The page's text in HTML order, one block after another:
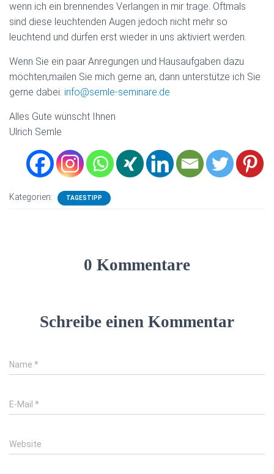
wenn ich ein brennendes Verlangen in mir trage. Oftmals
sind diese leuchtenden Augen jedoch nicht mehr so
leuchtend und dürfen erst wieder in uns aktiviert werden.
Wenn Sie ein paar Anregungen und Hausaufgaben dazu
möchten,mailen Sie mich gerne an, dann unterstütze ich Sie
gerne dabei: info@semle-seminare.de
Alles Gute wünscht Ihnen
Ulrich Semle
Kategorien: TAGESTIPP
0 Kommentare
Schreibe einen Kommentar
Name *
E-Mail *
Website